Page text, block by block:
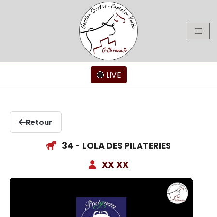
🔴 LIVE
Retour
34 - LOLA DES PILATERIES
XX XX